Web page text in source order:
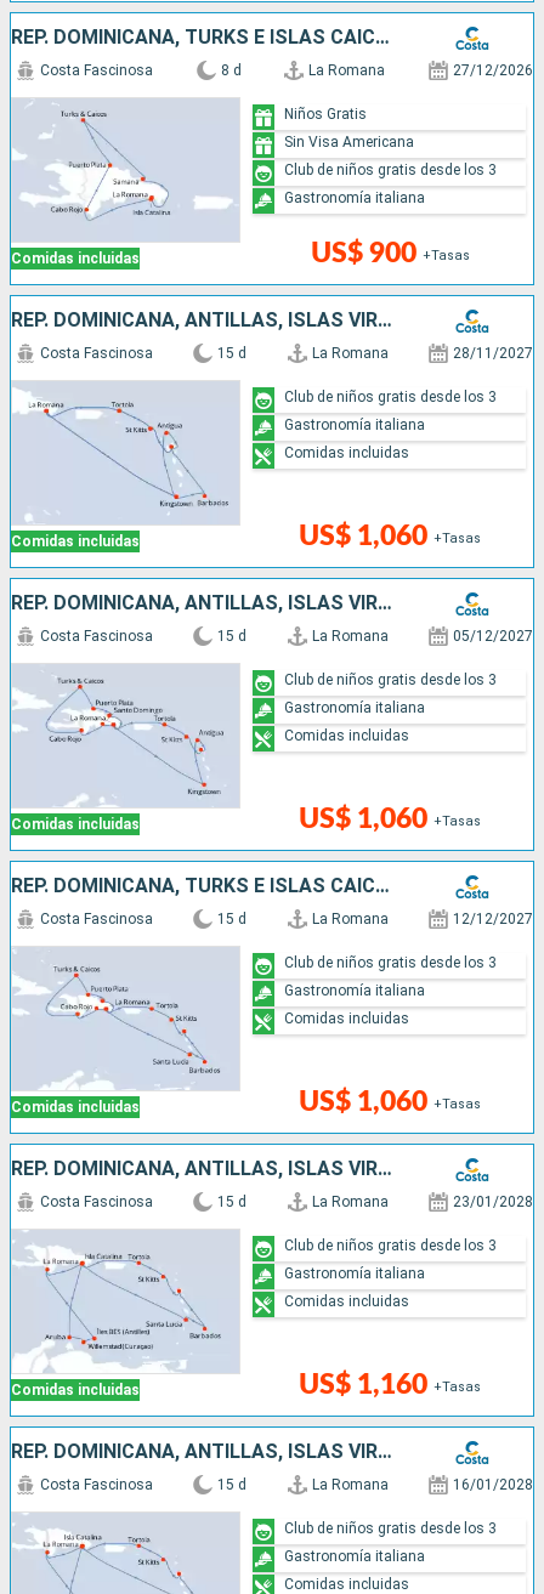
REP. DOMINICANA, TURKS E ISLAS CAICOS
Comidas incluidas
Costa Fascinosa 8 d La Romana 27/12/2026
US$ 900 +Tasas
Niños Gratis
Sin Visa Americana
Club de niños gratis desde los 3
Gastronomía italiana
REP. DOMINICANA, ANTILLAS, ISLAS VÍRGENES
Comidas incluidas
Costa Fascinosa 15 d La Romana 28/11/2027
US$ 1,060 +Tasas
Club de niños gratis desde los 3
Gastronomía italiana
Comidas incluidas
REP. DOMINICANA, ANTILLAS, ISLAS VÍRGENES, TURKS E ISLAS CAICOS
Comidas incluidas
Costa Fascinosa 15 d La Romana 05/12/2027
US$ 1,060 +Tasas
Club de niños gratis desde los 3
Gastronomía italiana
Comidas incluidas
REP. DOMINICANA, TURKS E ISLAS CAICOS, ANTILLAS, ISLAS VÍRGENES
Comidas incluidas
Costa Fascinosa 15 d La Romana 12/12/2027
US$ 1,060 +Tasas
Club de niños gratis desde los 3
Gastronomía italiana
Comidas incluidas
REP. DOMINICANA, ANTILLAS, ISLAS VÍRGENES
Comidas incluidas
Costa Fascinosa 15 d La Romana 23/01/2028
US$ 1,160 +Tasas
Club de niños gratis desde los 3
Gastronomía italiana
Comidas incluidas
REP. DOMINICANA, ANTILLAS, ISLAS VÍRGENES
Costa Fascinosa 15 d La Romana 16/01/2028
Club de niños gratis desde los 3
Gastronomía italiana
Comidas incluidas